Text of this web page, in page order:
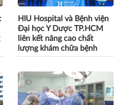
HIU Hospital và Bệnh viện
Đại học Y Dược TP.HCM
liên kết nâng cao chất
lượng khám chữa bệnh